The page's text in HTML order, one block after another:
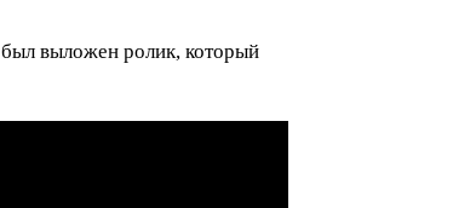
был выложен ролик, который